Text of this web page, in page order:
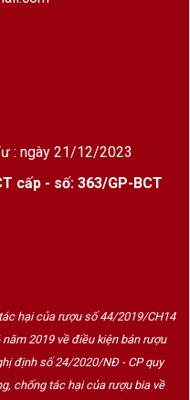
: ngày 21/12/2023
cấp - số: 363/GP-BCT
hại của rượu số 44/2019/CH14
2019 về điều kiện bán rượu
định số 24/2020/NĐ - CP quy
chống tác hại của rượu bia về